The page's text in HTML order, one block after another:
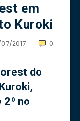
em
Kuroki
07/2017 0
do
2º no